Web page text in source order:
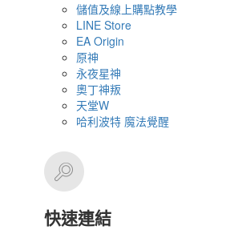
儲值及線上購點教學
LINE Store
EA Origin
原神
永夜星神
奧丁神叛
天堂W
哈利波特 魔法覺醒
快速連結